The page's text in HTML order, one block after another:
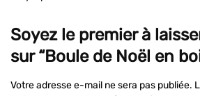
Soyez le premier à
sur “Boule de Noël en
Votre adresse e-mail ne sera pas publiée.